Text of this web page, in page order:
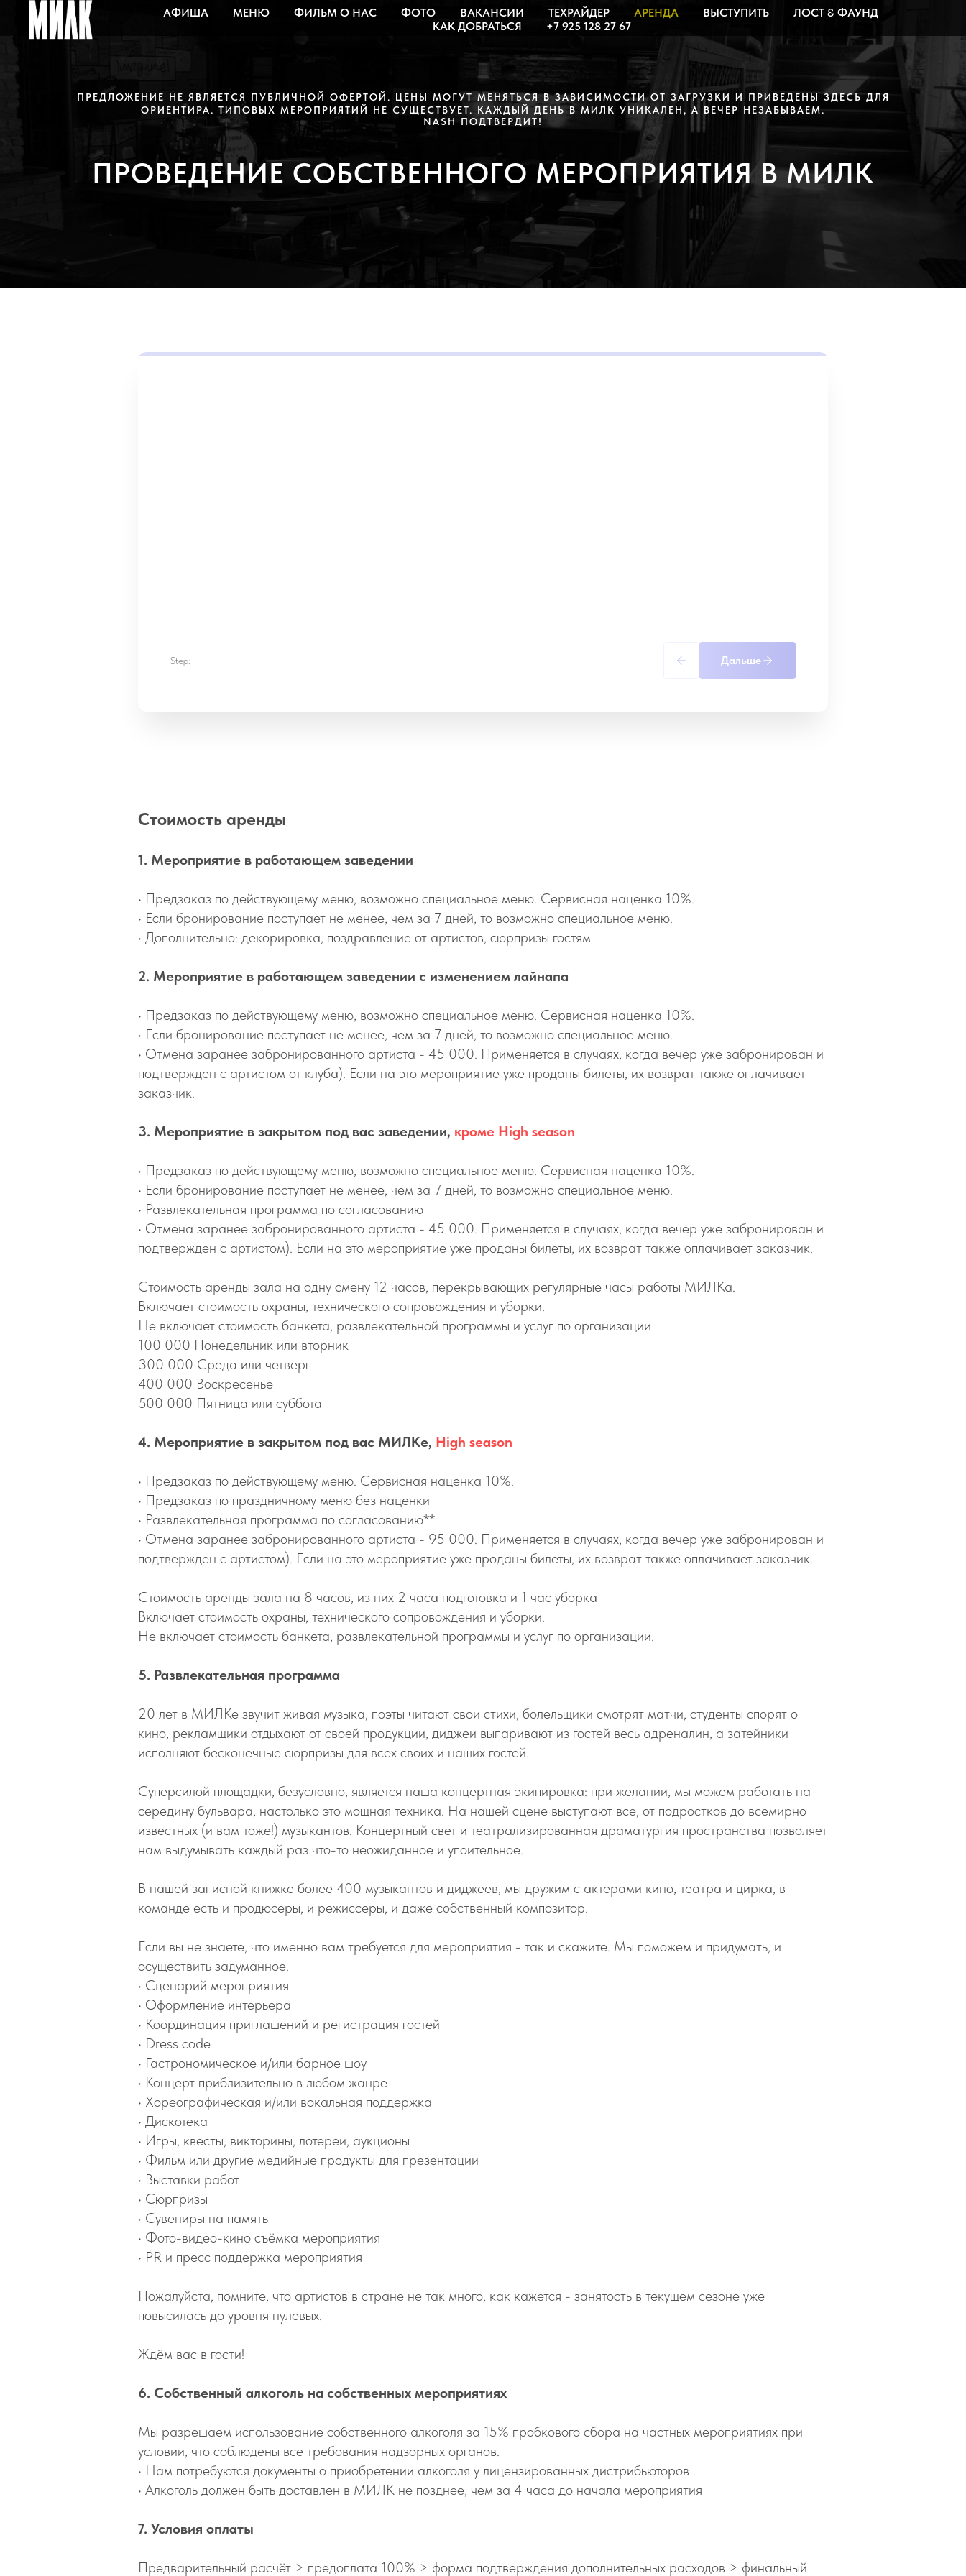
АФИША МЕНЮ ФИЛЬМ О НАС ФОТО ВАКАНСИИ ТЕХРАЙДЕР АРЕНДА ВЫСТУПИТЬ
ЛОСТ & ФАУНД
КАК ДОБРАТЬСЯ
+7 925 128 27 67
ПРЕДЛОЖЕНИЕ НЕ ЯВЛЯЕТСЯ ПУБЛИЧНОЙ ОФЕРТОЙ. ЦЕНЫ МОГУТ МЕНЯТЬСЯ В ЗАВИСИМОСТИ ОТ ЗАГРУЗКИ И ПРИВЕДЕНЫ ЗДЕСЬ ДЛЯ
ОРИЕНТИРА. ТИПОВЫХ МЕРОПРИЯТИЙ НЕ СУЩЕСТВУЕТ. КАЖДЫЙ ДЕНЬ В МИЛК УНИКАЛЕН, А ВЕЧЕР НЕЗАБЫВАЕМ.
NASH ПОДТВЕРДИТ!
ПРОВЕДЕНИЕ СОБСТВЕННОГО МЕРОПРИЯТИЯ В МИЛК
Step: Дальше
Стоимость аренды
1. Мероприятие в работающем заведении
•⁠ ⁠Предзаказ по действующему меню, возможно специальное меню. Сервисная наценка 10%.
•⁠ Если бронирование поступает не менее, чем за 7 дней, то возможно специальное меню.
•⁠ Дополнительно: декорировка, поздравление от артистов, сюрпризы гостям
2. Мероприятие в работающем заведении с изменением лайнапа
•⁠ ⁠Предзаказ по действующему меню, возможно специальное меню. Сервисная наценка 10%.
•⁠ Если бронирование поступает не менее, чем за 7 дней, то возможно специальное меню.
•⁠ ⁠ Отмена заранее забронированного артиста - 45 000. Применяется в случаях, когда вечер уже забронирован и
подтвержден с артистом от клуба). Если на это мероприятие уже проданы билеты, их возврат также оплачивает
заказчик.
3. Мероприятие в закрытом под вас заведении, кроме High season
•⁠ ⁠Предзаказ по действующему меню, возможно специальное меню. Сервисная наценка 10%.
•⁠ Если бронирование поступает не менее, чем за 7 дней, то возможно специальное меню.
•⁠ Развлекательная программа по согласованию
•⁠ ⁠Отмена заранее забронированного артиста - 45 000. Применяется в случаях, когда вечер уже забронирован и
подтвержден с артистом). Если на это мероприятие уже проданы билеты, их возврат также оплачивает заказчик.
Стоимость аренды зала на одну смену 12 часов, перекрывающих регулярные часы работы МИЛКа.
Включает стоимость охраны, технического сопровождения и уборки.
Не включает стоимость банкета, развлекательной программы и услуг по организации
100 000 Понедельник или вторник
300 000 Среда или четверг
400 000 Воскресенье
500 000 Пятница или суббота
4. Мероприятие в закрытом под вас МИЛКе, High season
•⁠ ⁠Предзаказ по действующему меню. Сервисная наценка 10%.
•⁠ Предзаказ по праздничному меню без наценки
•⁠ Развлекательная программа по согласованию**
•⁠ ⁠Отмена заранее забронированного артиста - 95 000. Применяется в случаях, когда вечер уже забронирован и
подтвержден с артистом). Если на это мероприятие уже проданы билеты, их возврат также оплачивает заказчик.
Стоимость аренды зала на 8 часов, из них 2 часа подготовка и 1 час уборка
Включает стоимость охраны, технического сопровождения и уборки.
Не включает стоимость банкета, развлекательной программы и услуг по организации.
5. Развлекательная программа
20 лет в МИЛКе звучит живая музыка, поэты читают свои стихи, болельщики смотрят матчи, студенты спорят о
кино, рекламщики отдыхают от своей продукции, диджеи выпаривают из гостей весь адреналин, а затейники
исполняют бесконечные сюрпризы для всех своих и наших гостей.
Суперсилой площадки, безусловно, является наша концертная экипировка: при желании, мы можем работать на
середину бульвара, настолько это мощная техника. На нашей сцене выступают все, от подростков до всемирно
известных (и вам тоже!) музыкантов. Концертный свет и театрализированная драматургия пространства позволяет
нам выдумывать каждый раз что-то неожиданное и упоительное.
В нашей записной книжке более 400 музыкантов и диджеев, мы дружим с актерами кино, театра и цирка, в
команде есть и продюсеры, и режиссеры, и даже собственный композитор.
Если вы не знаете, что именно вам требуется для мероприятия - так и скажите. Мы поможем и придумать, и
осуществить задуманное.
•⁠ Сценарий мероприятия
•⁠ Оформление интерьера
•⁠ Координация приглашений и регистрация гостей
•⁠ Dress code
•⁠ Гастрономическое и/или барное шоу
•⁠ Концерт приблизительно в любом жанре
•⁠ Хореографическая и/или вокальная поддержка
•⁠ Дискотека
•⁠ Игры, квесты, викторины, лотереи, аукционы
•⁠ Фильм или другие медийные продукты для презентации
•⁠ Выставки работ
•⁠ Сюрпризы
•⁠ Сувениры на память
•⁠ Фото-видео-кино съёмка мероприятия
•⁠ PR и пресс поддержка мероприятия
Пожалуйста, помните, что артистов в стране не так много, как кажется - занятость в текущем сезоне уже
повысилась до уровня нулевых.
Ждём вас в гости!
6. Собственный алкоголь на собственных мероприятиях
Мы разрешаем использование собственного алкоголя за 15% пробкового сбора на частных мероприятиях при
условии, что соблюдены все требования надзорных органов.
•⁠ Нам потребуются документы о приобретении алкоголя у лицензированных дистрибьюторов
•⁠ Алкоголь должен быть доставлен в МИЛК не позднее, чем за 4 часа до начала мероприятия
7. Условия оплаты
Предварительный расчёт > предоплата 100% > форма подтверждения дополнительных расходов > финальный